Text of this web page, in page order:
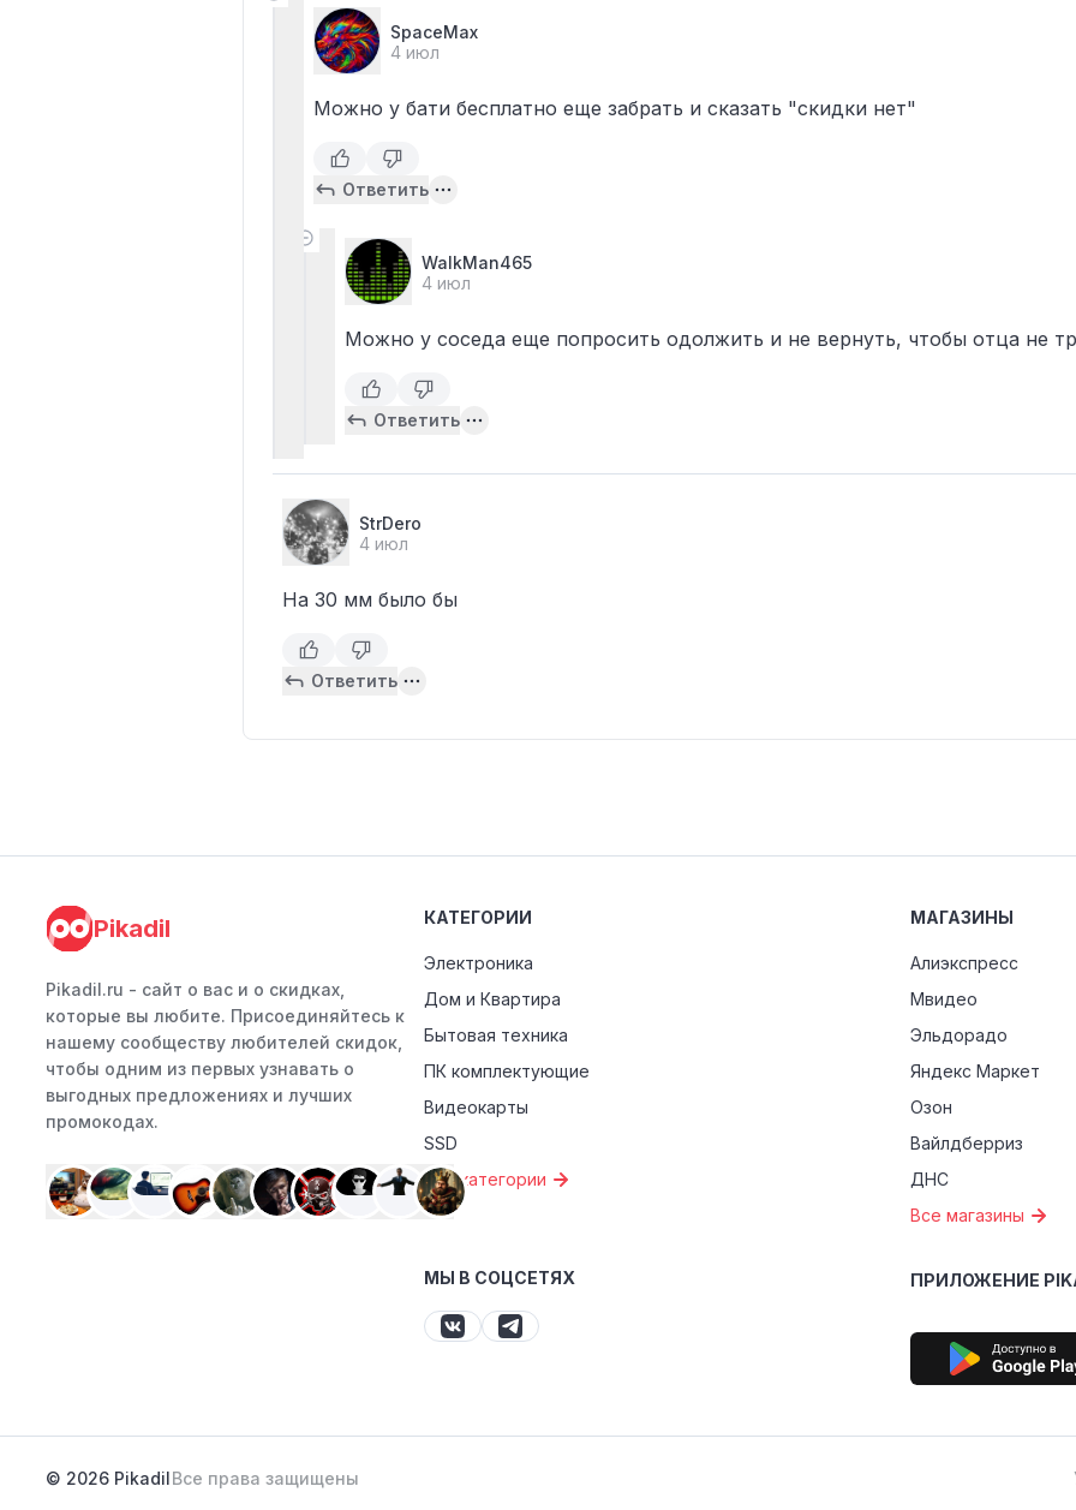
SpaceMax
4 июл
Можно у бати бесплатно еще забрать и сказать "скидки нет"
Ответить
WalkMan465
4 июл
Можно у соседа еще попросить одолжить и не вернуть, чтобы отца не
Ответить
StrDero
4 июл
На 30 мм было бы
Ответить
Pikadil
Pikadil.ru - cайт о вас и о скидках,
которые вы любите. Присоединяйтесь к
нашему сообществу любителей скидок,
чтобы одним из первых узнавать о
выгодных предложениях и лучших
промокодах.
КАТЕГОРИИ
Электроника
Дом и Квартира
Бытовая техника
ПК комплектующие
Видеокарты
SSD
Все категории
МАГАЗИНЫ
Алиэкспресс
Мвидео
Эльдорадо
Яндекс Маркет
Озон
Вайлдберриз
ДНС
Все магазины
МЫ В СОЦСЕТЯХ ПРИЛОЖЕНИЕ
© 2026 PikadilВсе права защищены